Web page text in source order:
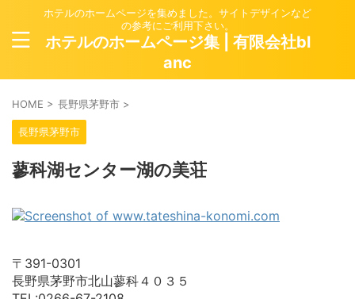
ホテルのホームページを集めました。サイトデザインなど
の参考にご利用下さい。
ホテルのホームページ集 | 有限会社bl
anc
HOME > 長野県茅野市 >
長野県茅野市
蓼科湖センター湖の美荘
〒391-0301
長野県茅野市北山蓼科４０３５